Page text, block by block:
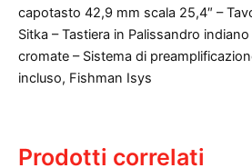
capotasto 42,9 mm scala 25,4″ –
Sitka – Tastiera in Palissandro
cromate – Sistema di
incluso, Fishman Isys
Prodotti correlati